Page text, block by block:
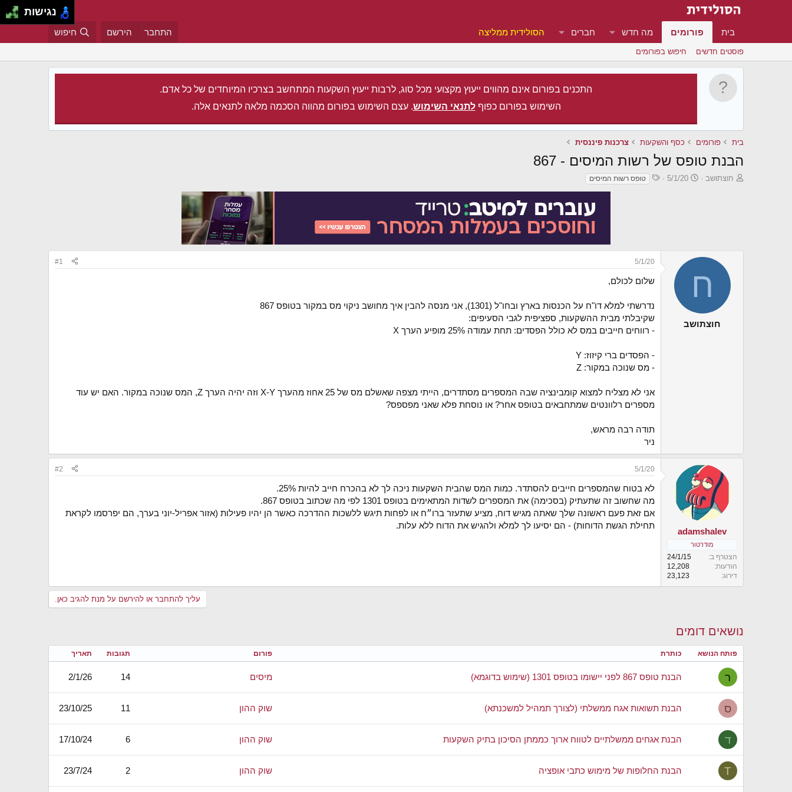
בית פורומים מה חדש חברים הסולידית ממליצה התחבר הירשם חיפוש
פוסטים חדשים חיפוש בפורומים
התכנים בפורום אינם מהווים ייעוץ מקצועי מכל סוג, לרבות ייעוץ השקעות המתחשב בצרכיו המיוחדים של כל אדם.
השימוש בפורום כפוףלתנאי השימוש. עצם השימוש בפורום מהווה הסכמה מלאה לתנאים אלה.
בית פורומים כסף והשקעות צרכנות פיננסית
הבנת טופס של רשות המיסים - 867
פ
חוצתושב
פ
ר
5/1/20
תטופס רשות המיסים
ח
חוצתושב
5/1/20
#1
שלום לכולם,
נדרשתי למלא דו"ח על הכנסות בארץ ובחו"ל (1301), אני מנסה להבין איך מחושב ניקוי מס במקור בטופס 867
שקיבלתי מבית ההשקעות, ספציפית לגבי הסעיפים:
- ‫‫רווחים חייבים במס לא כולל הפסדים‬‬: תחת עמודה 25% מופיע הערך X
- הפסדים ברי קיזוז: Y
- מס שנוכה במקור: Z
אני לא מצליח למצוא קומבינציה שבה המספרים מסתדרים, הייתי מצפה שאשלם מס של 25 אחוז מהערך X-Y וזה יהיה הערך Z, המס שנוכה במקור. האם יש עוד
מספרים רלוונטים שמתחבאים בטופס אחר? או נוסחת פלא שאני מפספס?
תודה רבה מראש,
ניר
adamshalev
מודרטור
הצטרף ב
24/1/15
הודעות
12,208
דירוג
23,123
5/1/20
#2
לא בטוח שהמספרים חייבים להסתדר. כמות המס שהבית השקעות ניכה לך לא בהכרח חייב להיות 25%.
מה שחשוב זה שתעתיק (בסכימה) את המספרים לשדות המתאימים בטופס 1301 לפי מה שכתוב בטופס 867.
אם זאת פעם ראשונה שלך שאתה מגיש דוח, מציע שתעזר ברו״ח או לפחות תיגש ללשכות ההדרכה כאשר הן יהיו פעילות (אזור אפריל-יוני בערך, הם יפרסמו לקראת
תחילת הגשת הדוחות) - הם יסיעו לך למלא ולהגיש את הדוח ללא עלות.
עליך להתחבר או להירשם על מנת להגיב כאן.
נושאים דומים
פותח הנושא כותרת פורום תגובות תאריך
ר הבנת טופס 867 לפני יישומו בטופס 1301 (שימוש בדוגמא) מיסים 14
2/1/26
ס הבנת תשואות אגח ממשלתי (לצורך תמהיל למשכנתא) שוק ההון 11
23/10/25
ד הבנת אגחים ממשלתיים לטווח ארוך כממתן הסיכון בתיק השקעות שוק ההון 6
17/10/24
T הבנת החלופות של מימוש כתבי אופציה שוק ההון 2
23/7/24
נגישות